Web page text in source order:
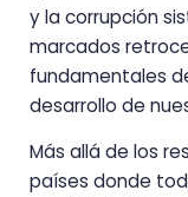
y la corrupción
marcados
fundamentales
desarrollo de
Más allá de los
países donde